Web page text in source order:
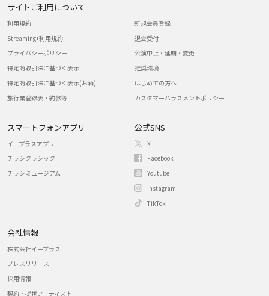
サイトご利用について
利用規約
Streaming+利用規約
プライバシーポリシー
特定商取引法に基づく表示
特定商取引法に基づく表示(お酒)
旅行業登録表・約款等
新規会員登録
退会受付
公演中止・延期・変更
推奨環境
はじめての方へ
カスタマーハラスメントポリシー
スマートフォンアプリ
イープラスアプリ
チラシクラシック
チラシミュージアム
公式SNS
X
Facebook
Youtube
Instagram
TikTok
会社情報
株式会社イープラス
プレスリリース
採用情報
契約・提携アーティスト